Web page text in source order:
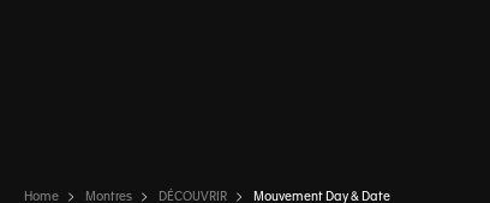
Home Montres DÉCOUVRIR Mouvement Day & Date